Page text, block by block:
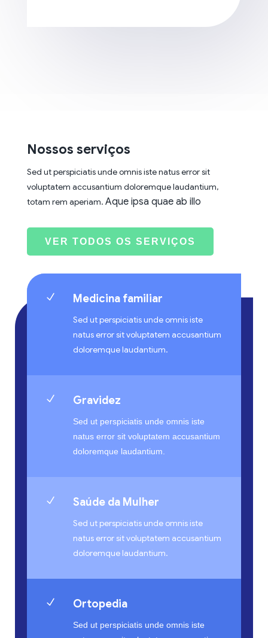
Nossos serviços
Sed ut perspiciatis unde omnis iste natus error sit
voluptatem accusantium doloremque laudantium,
totam rem aperiam. Aque ipsa quae ab illo
VER TODOS OS SERVIÇOS
N Medicina familiar
Sed ut perspiciatis unde omnis iste
natus error sit voluptatem accusantium
doloremque laudantium.
N Gravidez
Sed ut perspiciatis unde omnis iste
natus error sit voluptatem accusantium
doloremque laudantium.
N Saúde da Mulher
Sed ut perspiciatis unde omnis iste
natus error sit voluptatem accusantium
doloremque laudantium.
N Ortopedia
Sed ut perspiciatis unde omnis iste